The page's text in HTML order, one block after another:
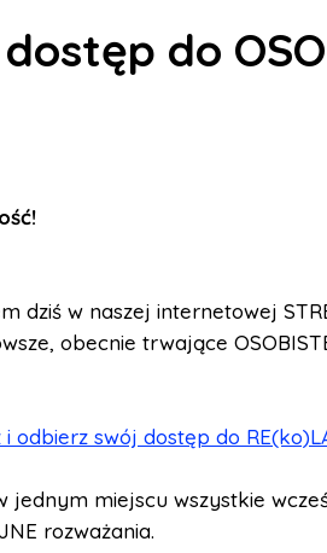
do
!
dziś w naszej internetowej
obecnie trwające
odbierz swój dostęp do
jednym miejscu wszystkie
rozważania.